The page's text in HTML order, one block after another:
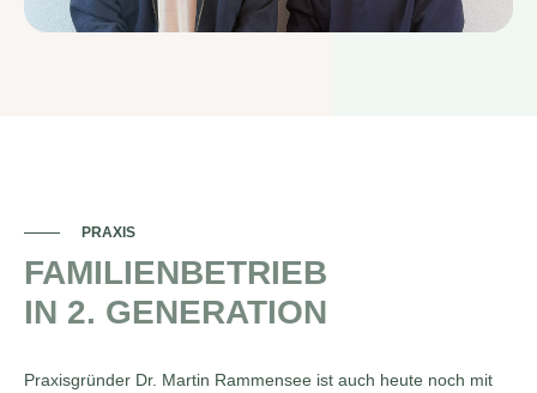
PRAXIS
FAMILIENBETRIEB
IN 2. GENERATION
Praxisgründer Dr. Martin Rammensee ist auch heute noch mit